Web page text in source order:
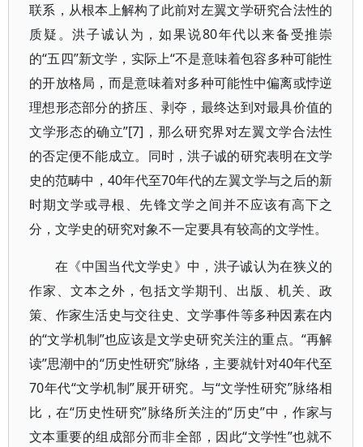
联系，从根本上解构了此前对左翼文学研究合法性的
质疑。洪子诚认为，如果说80年代以来备受推崇
的“五四”新文学，实际上“不是意味着包容多种可能性
的开放格局，而是意味着对多种可能性中偏离或悖逆
理想形态部分的挤压、剥夺，最终达到对最具价值的
文学形态的确立”[7]，那么研究界对左翼文学合法性
的否定便不能成立。同时，洪子诚的研究表明在文学
史的范畴中，40年代至70年代的左翼文学与之后的新
时期文学或寻根、先锋文学之间并不应该有高下之
分，文学史的研究对象不一定要具有较高的文学性。
在《中国当代文学史》中，洪子诚认为在狭义的
作家、文本之外，包括文学期刊、出版、机关、政
策、作家生活史与交往史、文学事件等多种因素在内
的“文学机制”也应该是文学史研究关注的重点。“再解
读”思潮中的“历史性研究”脉络，主要就针对40年代至
70年代“文学机制”展开研究。与“文学性研究”脉络相
比，在“历史性研究”脉络所关注的“历史”中，作家与
文本重要的组成部分而非全部，因此“文学性”也就不